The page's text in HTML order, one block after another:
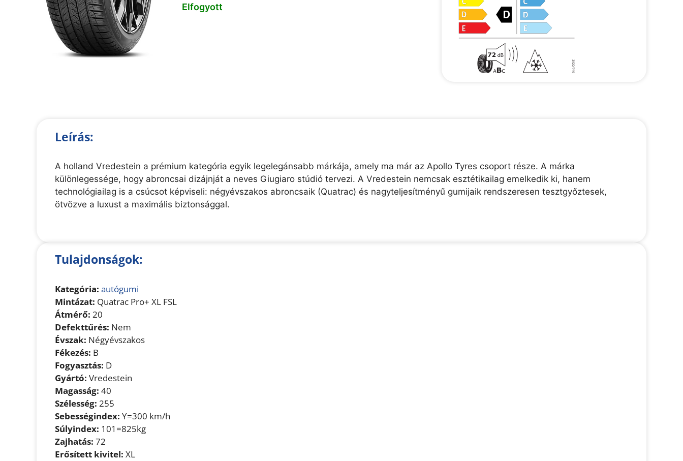
Elfogyott
Leírás:
A holland Vredestein a prémium kategória egyik legelegánsabb márkája, amely ma már az Apollo Tyres csoport része. A márka
különlegessége, hogy abroncsai dizájnját a neves Giugiaro stúdió tervezi. A Vredestein nemcsak esztétikailag emelkedik ki, hanem
technológiailag is a csúcsot képviseli: négyévszakos abroncsaik (Quatrac) és nagyteljesítményű gumijaik rendszeresen tesztgyőztesek,
ötvözve a luxust a maximális biztonsággal.
Tulajdonságok:
Kategória: autógumi
Mintázat: Quatrac Pro+ XL FSL
Átmérő: 20
Defekttűrés: Nem
Évszak: Négyévszakos
Fékezés: B
Fogyasztás: D
Gyártó: Vredestein
Magasság: 40
Szélesség: 255
Sebességindex: Y=300 km/h
Súlyindex: 101=825kg
Zajhatás: 72
Erősített kivitel: XL